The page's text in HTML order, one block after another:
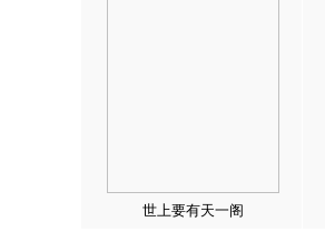
世上要有天一阁